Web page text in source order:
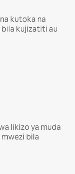
kutoka na
bila kujizatiti au
likizo ya muda
bila